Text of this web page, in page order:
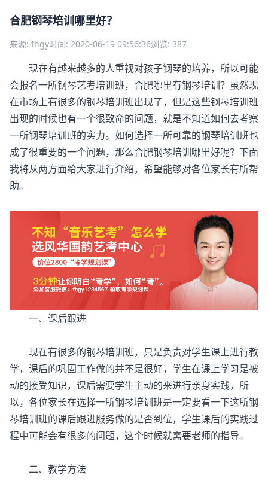
合肥钢琴培训哪里好？
来源: fhgy时间: 2020-06-19 09:56:36浏览: 387
现在有越来越多的人重视对孩子钢琴的培养，所以可能
会报名一所钢琴艺考培训班，合肥哪里有钢琴培训？虽然现
在市场上有很多的钢琴培训班出现了，但是这些钢琴培训班
出现的时候也有一个很致命的问题，就是不知道如何去考察
一所钢琴培训班的实力。如何选择一所可靠的钢琴培训班也
成了很重要的一个问题，那么合肥钢琴培训哪里好呢？下面
我将从两方面给大家进行介绍，希望能够对各位家长有所帮
助。
一、课后跟进
现在有很多的钢琴培训班，只是负责对学生课上进行教
学，课后的巩固工作做的并不是很好，学生在课上学习是被
动的接受知识，课后需要学生主动的来进行亲身实践，所
以，各位家长在选择一所钢琴培训班是一定要看一下这所钢
琴培训班的课后跟进服务做的是否到位，学生课后的实践过
程中可能会有很多的问题，这个时候就需要老师的指导。
二、教学方法